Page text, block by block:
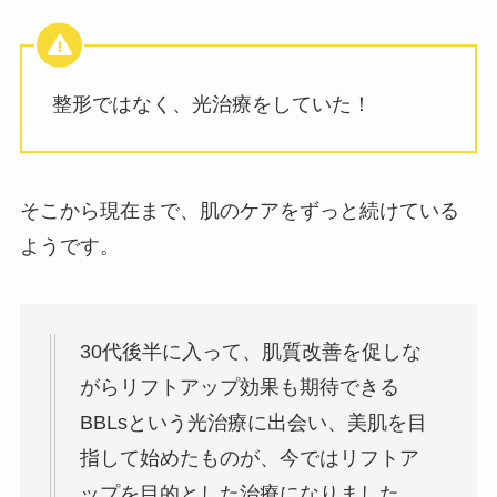
整形ではなく、光治療をしていた！
そこから現在まで、肌のケアをずっと続けている
ようです。
30代後半に入って、肌質改善を促しな
がらリフトアップ効果も期待できる
BBLsという光治療に出会い、美肌を目
指して始めたものが、今ではリフトア